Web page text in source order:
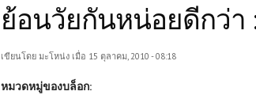
ย้อนวัยกันหน่อยดีกว่า
เขียนโดย มะโหน่ง เมื่อ 15 ตุลาคม, 2010 - 08:18
หมวดหมู่ของบล็อก: